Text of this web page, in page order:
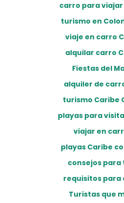
carro para viajar
turismo en
viaje en carro
alquilar carro
Fiestas del
alquiler de
turismo Caribe
playas para
viajar en
playas Caribe
consejos
requisitos para
Turistas que